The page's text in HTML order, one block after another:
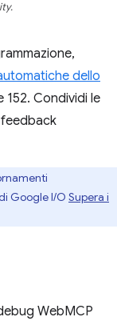
dello
152. Condividi le
Google I/O Supera i
WebMCP